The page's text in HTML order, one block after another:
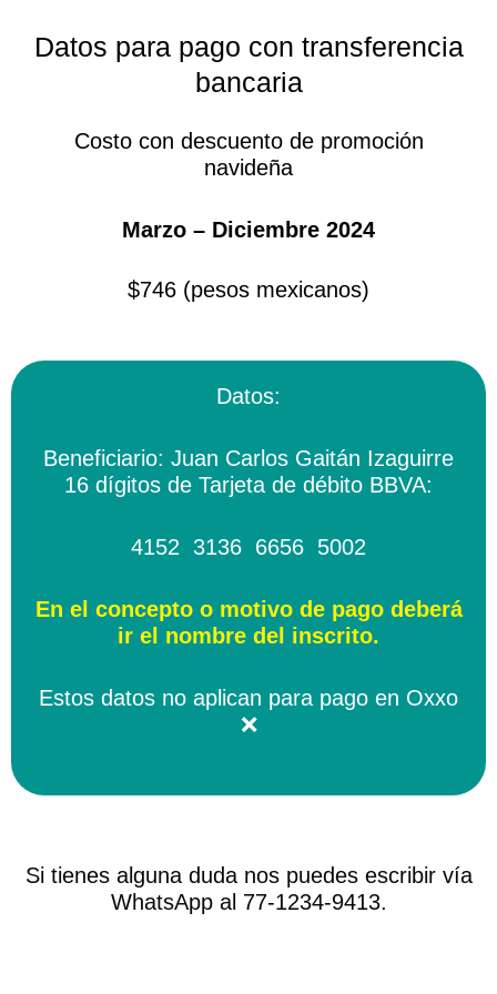
Datos para pago con transferencia
bancaria
Costo con descuento de promoción
navideña
Marzo – Diciembre 2024
$746 (pesos mexicanos)
Datos:
Beneficiario: Juan Carlos Gaitán Izaguirre
16 dígitos de Tarjeta de débito BBVA:
4152 3136 6656 5002
En el concepto o motivo de pago deberá
ir el nombre del inscrito.
Estos datos no aplican para pago en Oxxo
❌
Si tienes alguna duda nos puedes escribir vía
WhatsApp al 77-1234-9413.